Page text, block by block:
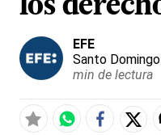
los
EFE
Santo Domingo
min de lectura